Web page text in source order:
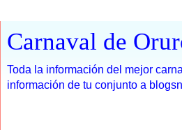
Carnaval de
Toda la información del mejor
información de tu conjunto a